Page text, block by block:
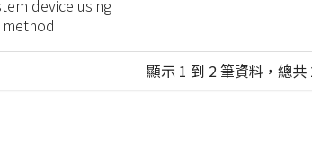
device using
顯示 1 到 2 筆資料，總共